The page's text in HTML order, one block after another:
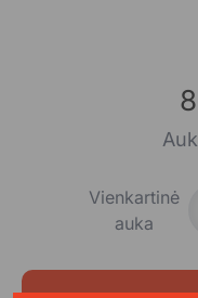
Vienkartinė
auka